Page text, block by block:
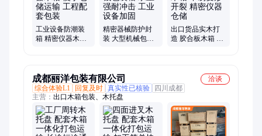
工业设备防潮装
箱 精密仪器木箱
精密器械防护封
装 大型机械包装
出口货品实木打
造 胶合板木箱 不
成都丽洋包装有限公司
洽谈
综合体验L1
回复及时 真实性已核验
四川成都
主营： 出口木箱包装、木托盘